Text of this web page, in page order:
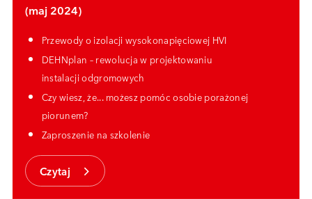
(maj 2024)
Przewody o izolacji wysokonapięciowej HVI
DEHNplan – rewolucja w projektowaniu
instalacji odgromowych
Czy wiesz, że... możesz pomóc osobie porażonej
piorunem?
Zaproszenie na szkolenie
Czytaj